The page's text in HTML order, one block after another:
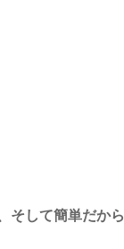
そして簡単だか